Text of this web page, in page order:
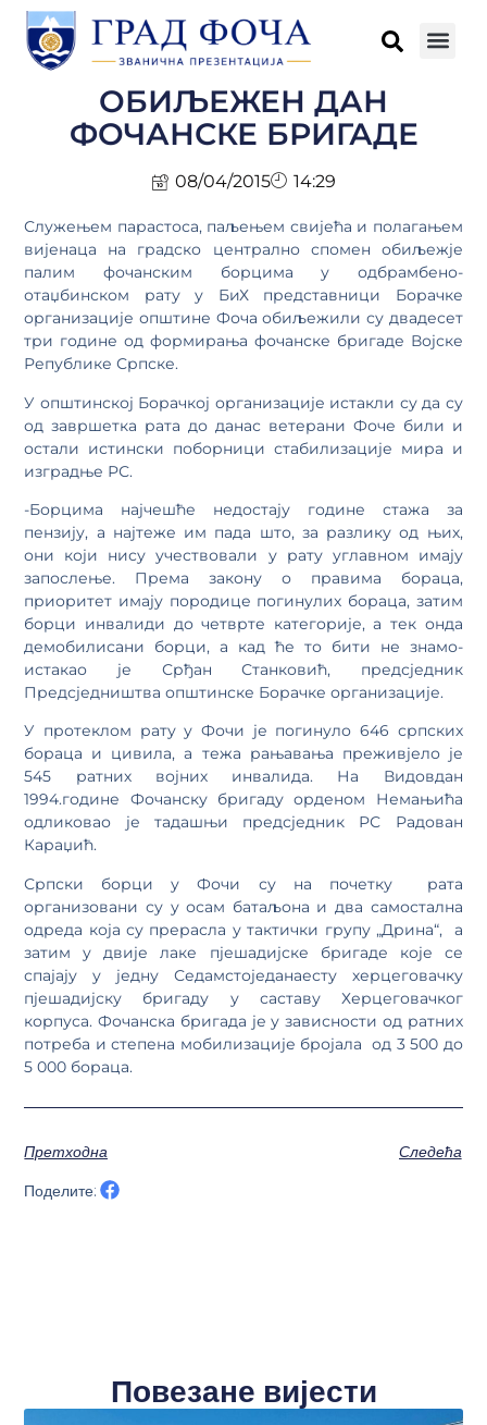
ОБИЉЕЖЕН ДАН
ФОЧАНСКЕ БРИГАДЕ
08/04/2015 14:29
Служењем парастоса, паљењем свијећа и полагањем
вијенаца на градско централно спомен обиљежје
палим фочанским борцима у одбрамбено-
отаџбинском рату у БиХ представници Борачке
организације општине Фоча обиљежили су двадесет
три године од формирања фочанске бригаде Војске
Републике Српске.
У општинској Борачкој организације истакли су да су
од завршетка рата до данас ветерани Фоче били и
остали истински поборници стабилизације мира и
изградње РС.
-Борцима најчешће недостају године стажа за
пензију, а најтеже им пада што, за разлику од њих,
они који нису учествовали у рату углавном имају
запослење. Према закону о правима бораца,
приоритет имају породице погинулих бораца, затим
борци инвалиди до четврте категорије, а тек онда
демобилисани борци, а кад ће то бити не знамо-
истакао је Срђан Станковић, предсједник
Предсједништва општинске Борачке организације.
У протеклом рату у Фочи је погинуло 646 српских
бораца и цивила, а тежа рањавања преживјело је
545 ратних војних инвалида. На Видовдан
1994.године Фочанску бригаду орденом Немањића
одликовао је тадашњи предсједник РС Радован
Караџић.
Српски борци у Фочи су на почетку рата
организовани су у осам батаљона и два самостална
одреда која су прерасла у тактички групу „Дрина“, а
затим у двије лаке пјешадијске бригаде које се
спајају у једну Седамстоједанаесту херцеговачку
пјешадијску бригаду у саставу Херцеговачког
корпуса. Фочанска бригада је у зависности од ратних
потреба и степена мобилизације бројала од 3 500 до
5 000 бораца.
Претходна
Следећа
Поделите:
Повезане вијести